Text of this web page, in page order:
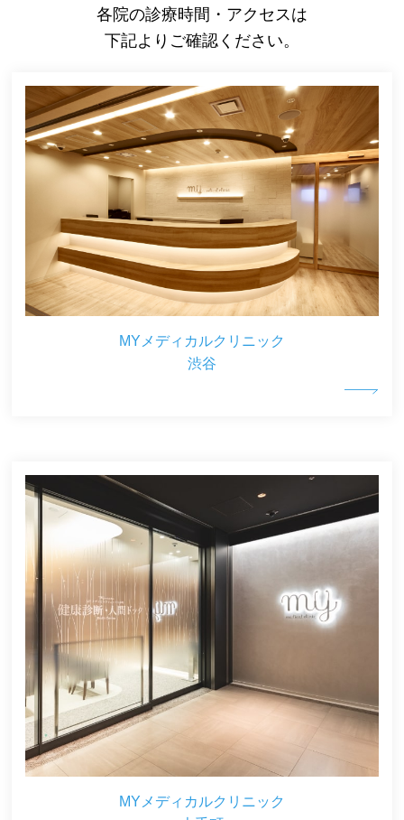
各院の診療時間・アクセスは
下記よりご確認ください。
MYメディカルクリニック
渋谷
MYメディカルクリニック